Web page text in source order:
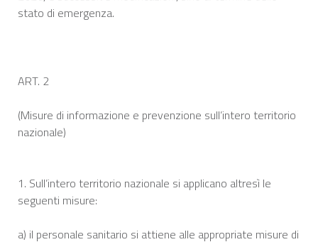
stato di emergenza.
ART. 2
(Misure di informazione e prevenzione sull’intero territorio
nazionale)
1. Sull’intero territorio nazionale si applicano altresì le
seguenti misure:
a) il personale sanitario si attiene alle appropriate misure di